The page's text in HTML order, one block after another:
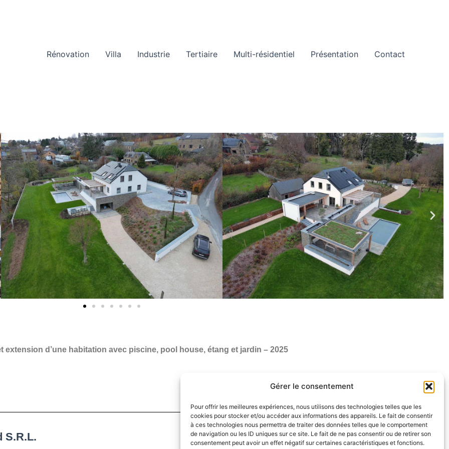
Gérer le consentement
Pour offrir les meilleures expériences, nous utilisons des technologies telles que les
cookies pour stocker et/ou accéder aux informations des appareils. Le fait de consentir
à ces technologies nous permettra de traiter des données telles que le comportement
de navigation ou les ID uniques sur ce site. Le fait de ne pas consentir ou de retirer son
consentement peut avoir un effet négatif sur certaines caractéristiques et fonctions.
Rénovation Villa Industrie Tertiaire Multi-résidentiel Présentation Contact
extension d’une habitation avec piscine, pool house, étang et jardin – 2025
S.R.L.
F
I
L